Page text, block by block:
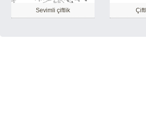
Sevimli çiftlik